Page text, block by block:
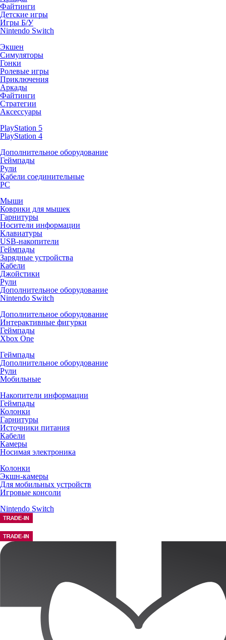
Файтинги
Детские игры
Игры Б/У
Nintendo Switch
Экшен
Симуляторы
Гонки
Ролевые игры
Приключения
Аркады
Файтинги
Стратегии
Аксессуары
PlayStation 5
PlayStation 4
Дополнительное оборудование
Геймпады
Рули
Кабели соединительные
PC
Мыши
Коврики для мышек
Гарнитуры
Носители информации
Клавиатуры
USB-накопители
Геймпады
Зарядные устройства
Кабели
Джойстики
Рули
Дополнительное оборудование
Nintendo Switch
Дополнительное оборудование
Интерактивные фигурки
Геймпады
Xbox One
Геймпады
Дополнительное оборудование
Рули
Мобильные
Накопители информации
Геймпады
Колонки
Гарнитуры
Источники питания
Кабели
Камеры
Носимая электроника
Колонки
Экшн-камеры
Для мобильных устройств
Игровые консоли
Nintendo Switch